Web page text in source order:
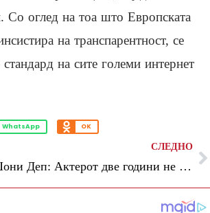
Со оглед на тоа што Европската
на транспарентност, се
на сите големи интернет
WhatsApp OK
СЛЕДНО
Ограбен Џони Деп: Актерот две години не забележал дека му исчезнуваат пари